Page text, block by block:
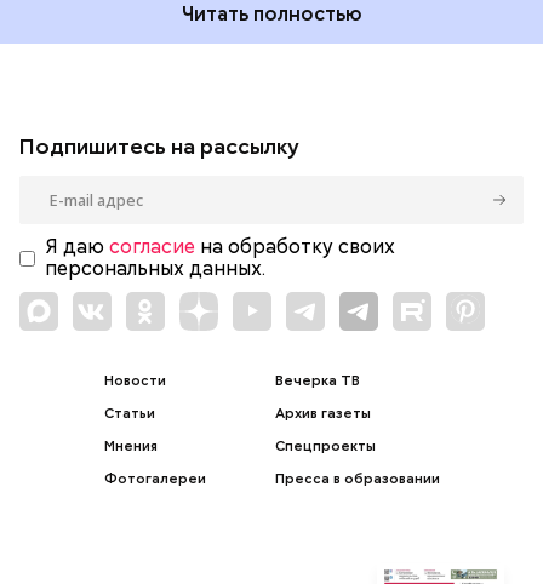
Читать полностью
Подпишитесь на рассылку
Я даю согласие на обработку своих
персональных данных.
Новости
Статьи
Мнения
Фотогалереи
Вечерка ТВ
Архив газеты
Спецпроекты
Пресса в образовании